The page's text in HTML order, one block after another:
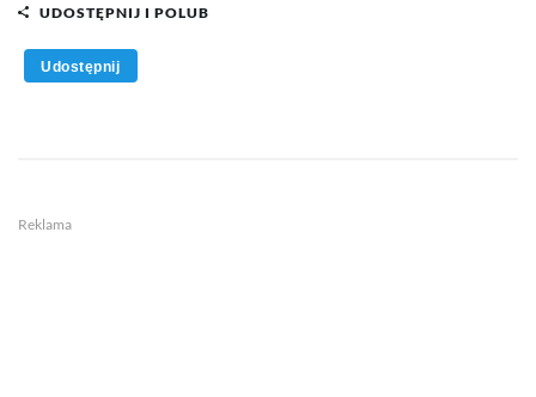
UDOSTĘPNIJ I POLUB
Udostępnij
Reklama